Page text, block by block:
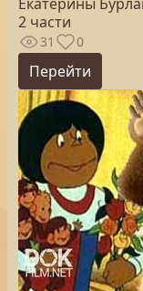
2 части
31 0
Перейти